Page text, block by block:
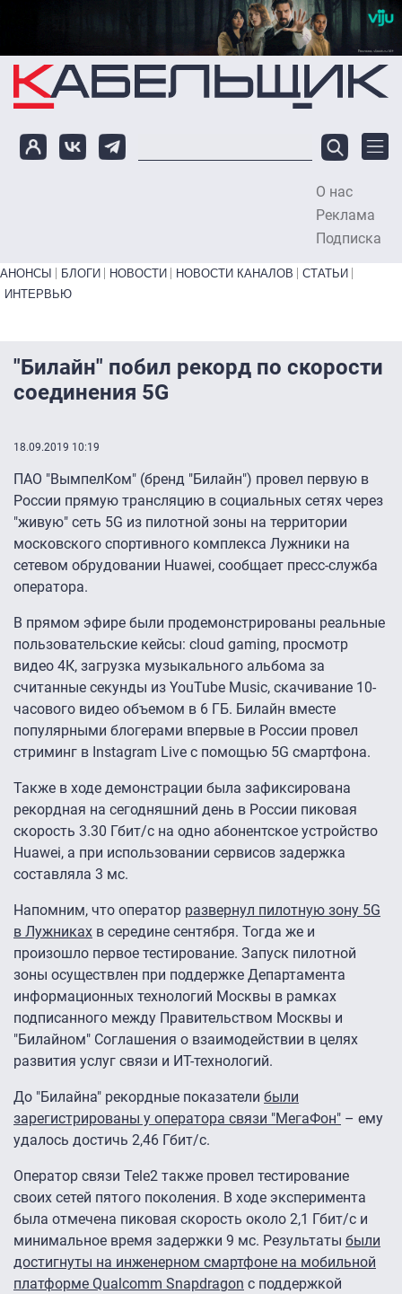
Перейти к основному содержанию
О нас
Реклама
Подписка
Primary links bottom
АНОНСЫ БЛОГИ НОВОСТИ НОВОСТИ КАНАЛОВ
СТАТЬИ
ИНТЕРВЬЮ
"Билайн" побил рекорд по скорости
соединения 5G
18.09.2019 10:19
ПАО "ВымпелКом" (бренд "Билайн") провел первую в
России прямую трансляцию в социальных сетях через
"живую" сеть 5G из пилотной зоны на территории
московского спортивного комплекса Лужники на
сетевом обрудовании Huawei, сообщает пресс-служба
оператора.
В прямом эфире были продемонстрированы реальные
пользовательские кейсы: cloud gaming, просмотр
видео 4К, загрузка музыкального альбома за
считанные секунды из YouTube Music, скачивание 10-
часового видео объемом в 6 ГБ. Билайн вместе
популярными блогерами впервые в России провел
стриминг в Instagram Live с помощью 5G смартфона.
Также в ходе демонстрации была зафиксирована
рекордная на сегодняшний день в России пиковая
скорость 3.30 Гбит/с на одно абонентское устройство
Huawei, а при использовании сервисов задержка
составляла 3 мс.
Напомним, что оператор развернул пилотную зону 5G
в Лужниках в середине сентября. Тогда же и
произошло первое тестирование. Запуск пилотной
зоны осуществлен при поддержке Департамента
информационных технологий Москвы в рамках
подписанного между Правительством Москвы и
"Билайном" Соглашения о взаимодействии в целях
развития услуг связи и ИТ-технологий.
До "Билайна" рекордные показатели были
зарегистрированы у оператора связи "МегаФон" – ему
удалось достичь 2,46 Гбит/с.
Оператор связи Tele2 также провел тестирование
своих сетей пятого поколения. В ходе эксперимента
была отмечена пиковая скорость около 2,1 Гбит/c и
минимальное время задержки 9 мс. Результаты были
достигнуты на инженерном смартфоне на мобильной
платформе Qualcomm Snapdragon с поддержкой